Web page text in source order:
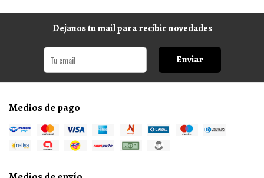
Dejanos tu mail para recibir novedades
Enviar
Medios de pago